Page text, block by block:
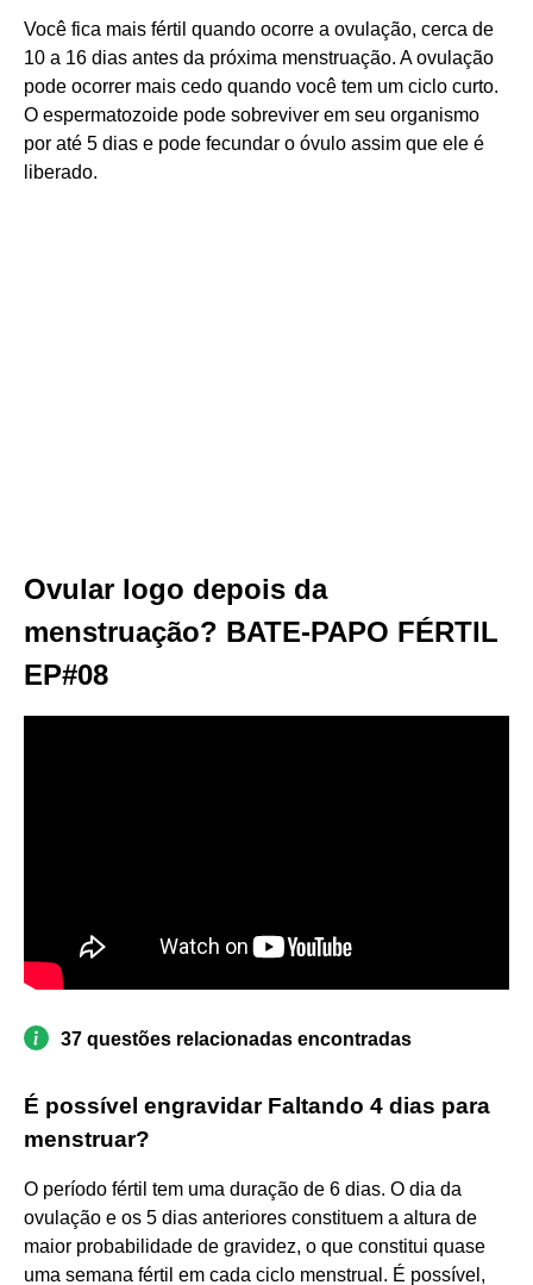
Você fica mais fértil quando ocorre a ovulação, cerca de
10 a 16 dias antes da próxima menstruação. A ovulação
pode ocorrer mais cedo quando você tem um ciclo curto.
O espermatozoide pode sobreviver em seu organismo
por até 5 dias e pode fecundar o óvulo assim que ele é
liberado.
Ovular logo depois da
menstruação? BATE-PAPO FÉRTIL
EP#08
37 questões relacionadas encontradas
É possível engravidar Faltando 4 dias para
menstruar?
O período fértil tem uma duração de 6 dias. O dia da
ovulação e os 5 dias anteriores constituem a altura de
maior probabilidade de gravidez, o que constitui quase
uma semana fértil em cada ciclo menstrual. É possível,